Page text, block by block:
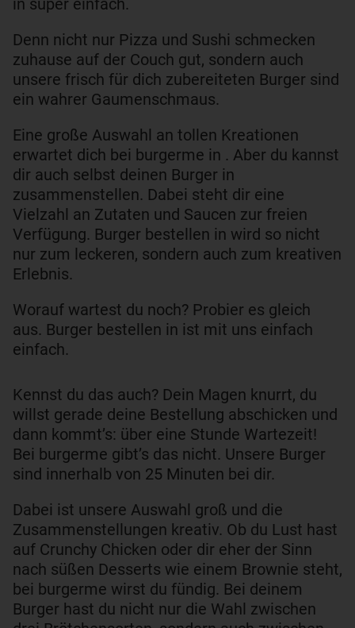
Denn nicht nur Pizza und Sushi schmecken
zuhause auf der Couch gut, sondern auch
unsere frisch für dich zubereiteten Burger sind
ein wahrer Gaumenschmaus.
Eine große Auswahl an tollen Kreationen
erwartet dich bei burgerme in . Aber du kannst
dir auch selbst deinen Burger in
zusammenstellen. Dabei steht dir eine
Vielzahl an Zutaten und Saucen zur freien
Verfügung. Burger bestellen in wird so nicht
nur zum leckeren, sondern auch zum kreativen
Erlebnis.
Worauf wartest du noch? Probier es gleich
aus. Burger bestellen in ist mit uns einfach
einfach.
Kennst du das auch? Dein Magen knurrt, du
willst gerade deine Bestellung abschicken und
dann kommt’s: über eine Stunde Wartezeit!
Bei burgerme gibt’s das nicht. Unsere Burger
sind innerhalb von 25 Minuten bei dir.
Dabei ist unsere Auswahl groß und die
Zusammenstellungen kreativ. Ob du Lust hast
auf Crunchy Chicken oder dir eher der Sinn
nach süßen Desserts wie einem Brownie steht,
bei burgerme wirst du fündig. Bei deinem
Burger hast du nicht nur die Wahl zwischen